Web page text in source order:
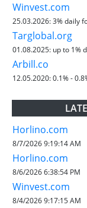
Winvest.com
25.03.2026:3% daily
Targlobal.org
01.08.2025: up to 1%
Arbill.co
12.05.2020:0.1% -
Horlino.com
8/7/2026 9:19:14 AM
Horlino.com
8/6/2026 6:38:54 PM
Winvest.com
8/4/2026 9:17:15 AM